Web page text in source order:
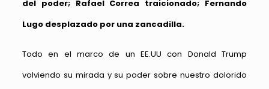
del poder; Rafael Correa traicionado; Fernando
Lugo desplazado por una zancadilla.
Todo en el marco de un EE.UU con Donald Trump
volviendo su mirada y su poder sobre nuestro dolorido